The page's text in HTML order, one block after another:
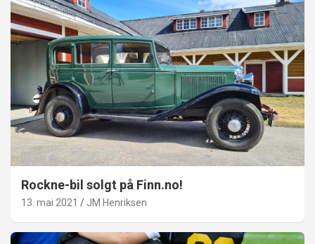
Rockne-bil solgt på Finn.no!
13. mai 2021 JM Henriksen